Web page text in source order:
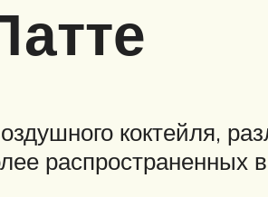
коктейля,
распространенных